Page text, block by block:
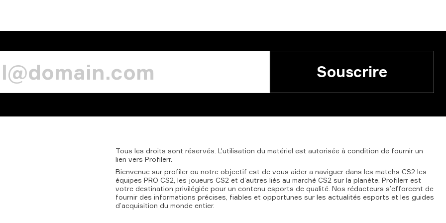
Souscrire
Tous les droits sont réservés. L'utilisation du matériel est autorisée à condition de fournir un
lien vers Profilerr.
Bienvenue sur profiler ou notre objectif est de vous aider a naviguer dans les matchs CS2 les
équipes PRO CS2, les joueurs CS2 et d’autres liés au marché CS2 sur la planète. Profilerr est
votre destination privilégiée pour un contenu esports de qualité. Nos rédacteurs s’efforcent de
fournir des informations précises, fiables et opportunes sur les actualités esports et les guides
d’acquisition du monde entier.